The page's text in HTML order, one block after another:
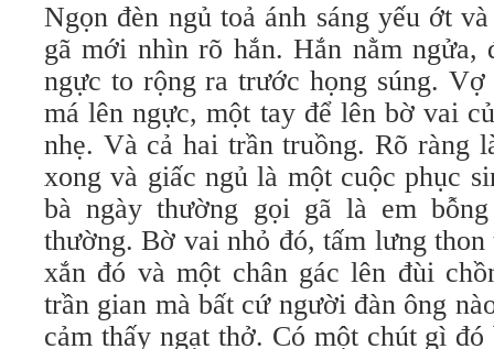
Ngọn đèn ngủ toả ánh sáng yếu ớt
gã mới nhìn rõ hắn. Hắn nằm ngửa,
ngực to rộng ra trước họng súng. Vợ
má lên ngực, một tay để lên bờ vai
nhẹ. Và cả hai trần truồng. Rõ ràng
xong và giấc ngủ là một cuộc phục
bà ngày thường gọi gã là em
thường. Bờ vai nhỏ đó, tấm lưng
xắn đó và một chân gác lên đùi
trần gian mà bất cứ người đàn ông
cảm thấy ngạt thở. Có một chút gì